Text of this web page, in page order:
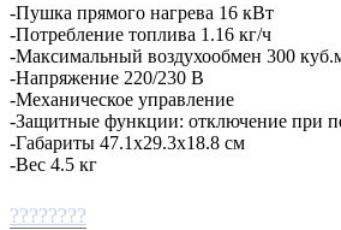
-Пушка прямого нагрева 16 кВт
-Потребление топлива 1.16 кг/ч
-Максимальный воздухообмен 300
-Напряжение 220/230 В
-Механическое управление
-Защитные функции: отключение при
-Габариты 47.1x29.3x18.8 см
-Вес 4.5 кг
????????